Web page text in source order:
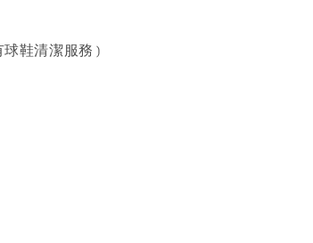
鞋清潔服務 )